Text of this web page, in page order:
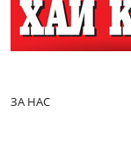
ЗА НАС